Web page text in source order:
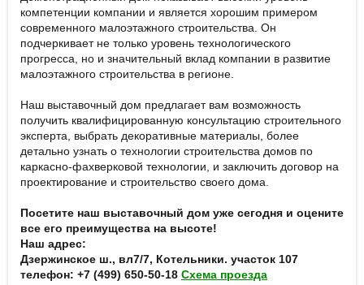
компетенции компании и является хорошим примером
современного малоэтажного строительства. Он
подчеркивает не только уровень технологического
прогресса, но и значительный вклад компании в развитие
малоэтажного строительства в регионе.
Наш выставочный дом предлагает вам возможность
получить квалифицированную консультацию строительного
эксперта, выбрать декоративные материалы, более
детально узнать о технологии строительства домов по
каркасно-фахверковой технологии, и заключить договор на
проектирование и строительство своего дома.
Посетите наш выставочный дом уже сегодня и оцените
все его преимущества на высоте!
Наш адрес:
Дзержинское ш., вл7/7, Котельники. участок 107
телефон: +7 (499) 650-50-18 Схема проезда